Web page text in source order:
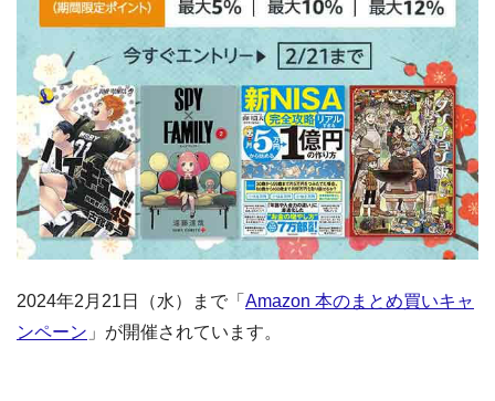
2024年2月21日（水）まで「 Amazon 本のまとめ買いキャ
ンペーン 」が開催されています。